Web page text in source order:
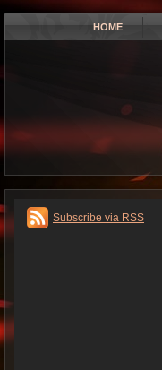
HOME
Subscribe via RSS